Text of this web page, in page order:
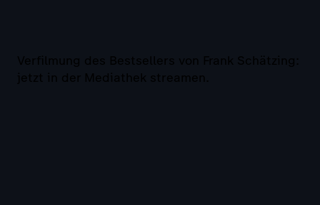
Verfilmung des Bestsellers von Frank Schätzing:
jetzt in der Mediathek streamen.